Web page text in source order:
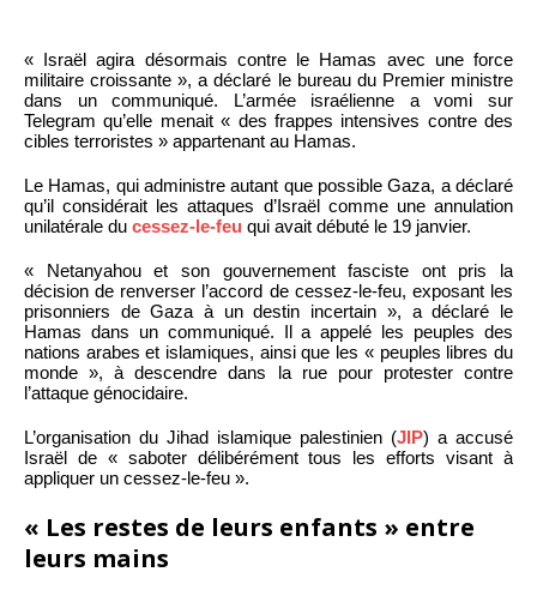
« Israël agira désormais contre le Hamas avec une force
militaire croissante », a déclaré le bureau du Premier ministre
dans un communiqué. L’armée israélienne a vomi sur
Telegram qu’elle menait « des frappes intensives contre des
cibles terroristes » appartenant au Hamas.
Le Hamas, qui administre autant que possible Gaza, a déclaré
qu’il considérait les attaques d’Israël comme une annulation
unilatérale du cessez-le-feu qui avait débuté le 19 janvier.
« Netanyahou et son gouvernement fasciste ont pris la
décision de renverser l’accord de cessez-le-feu, exposant les
prisonniers de Gaza à un destin incertain », a déclaré le
Hamas dans un communiqué. Il a appelé les peuples des
nations arabes et islamiques, ainsi que les « peuples libres du
monde », à descendre dans la rue pour protester contre
l’attaque génocidaire.
L’organisation du Jihad islamique palestinien (JIP) a accusé
Israël de « saboter délibérément tous les efforts visant à
appliquer un cessez-le-feu ».
« Les restes de leurs enfants » entre
leurs mains